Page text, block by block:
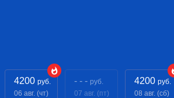
4200 руб.
06 авг. (чт)
- - - руб.
07 авг. (пт)
4200 руб.
08 авг. (сб)